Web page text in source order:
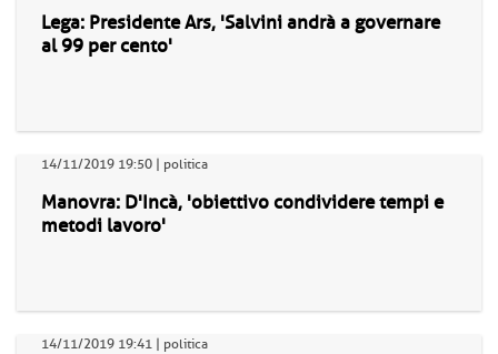
Lega: Presidente Ars, 'Salvini andrà a governare
al 99 per cento'
14/11/2019 19:50 | politica
Manovra: D'Incà, 'obiettivo condividere tempi e
metodi lavoro'
14/11/2019 19:41 | politica